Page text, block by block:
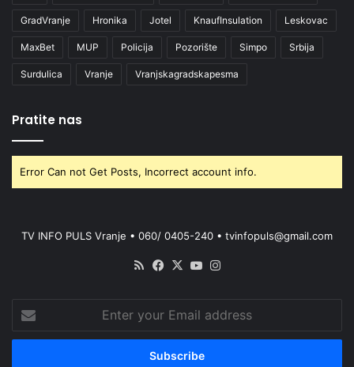
GradVranje Hronika Jotel KnaufInsulation Leskovac
MaxBet MUP Policija Pozorište Simpo Srbija
Surdulica Vranje Vranjskagradskapesma
Pratite nas
Error Can not Get Posts, Incorrect account info.
TV INFO PULS Vranje • 060/ 0405-240 • tvinfopuls@gmail.com
RSS Facebook
X YouTube
your
Email